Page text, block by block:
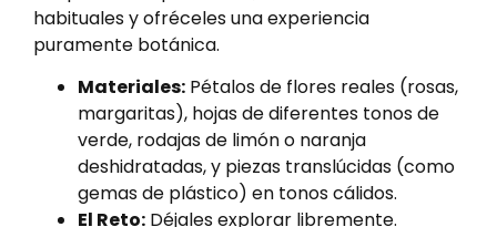
habituales y ofréceles una experiencia
puramente botánica.
Materiales: Pétalos de flores reales (rosas,
margaritas), hojas de diferentes tonos de
verde, rodajas de limón o naranja
deshidratadas, y piezas translúcidas (como
gemas de plástico) en tonos cálidos.
El Reto: Déjales explorar libremente.